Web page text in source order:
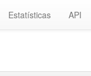
Estatísticas API